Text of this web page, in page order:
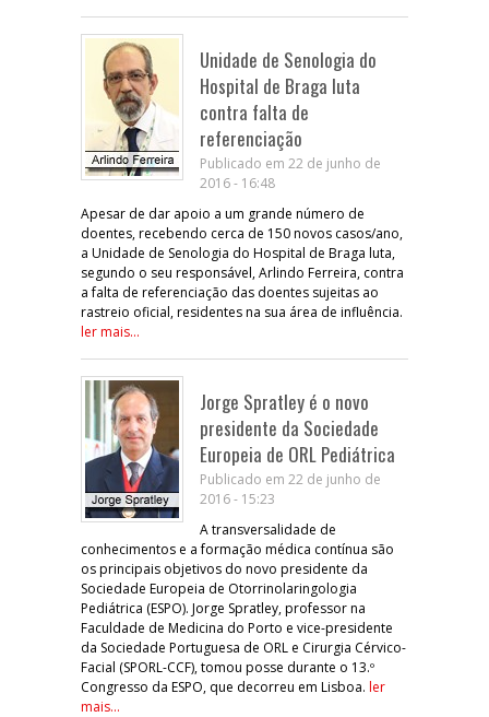
Unidade de Senologia do
Hospital de Braga luta
contra falta de
referenciação
Publicado em 22 de junho de
2016 - 16:48
Apesar de dar apoio a um grande número de
doentes, recebendo cerca de 150 novos casos/ano,
a Unidade de Senologia do Hospital de Braga luta,
segundo o seu responsável, Arlindo Ferreira, contra
a falta de referenciação das doentes sujeitas ao
rastreio oficial, residentes na sua área de influência.
ler mais...
Jorge Spratley é o novo
presidente da Sociedade
Europeia de ORL Pediátrica
Publicado em 22 de junho de
2016 - 15:23
A transversalidade de
conhecimentos e a formação médica contínua são
os principais objetivos do novo presidente da
Sociedade Europeia de Otorrinolaringologia
Pediátrica (ESPO). Jorge Spratley, professor na
Faculdade de Medicina do Porto e vice-presidente
da Sociedade Portuguesa de ORL e Cirurgia Cérvico-
Facial (SPORL-CCF), tomou posse durante o 13.º
Congresso da ESPO, que decorreu em Lisboa. ler
mais...